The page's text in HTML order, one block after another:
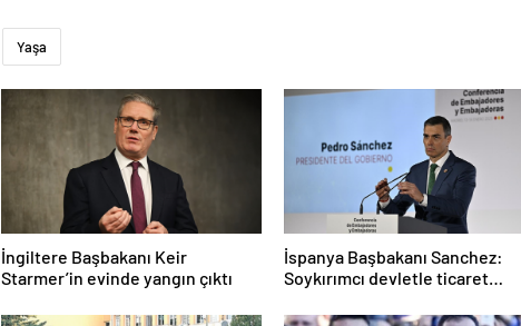
Yaşa
İngiltere Başbakanı Keir
Starmer’in evinde yangın çıktı
İspanya Başbakanı Sanchez:
Soykırımcı devletle ticaret